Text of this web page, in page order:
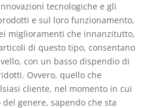
tecnologiche e gli
e sul loro funzionamento,
miglioramenti che innanzitutto,
di questo tipo, consentano
con un basso dispendio di
Ovvero, quello che
cliente, nel momento in cui
genere, sapendo che sta